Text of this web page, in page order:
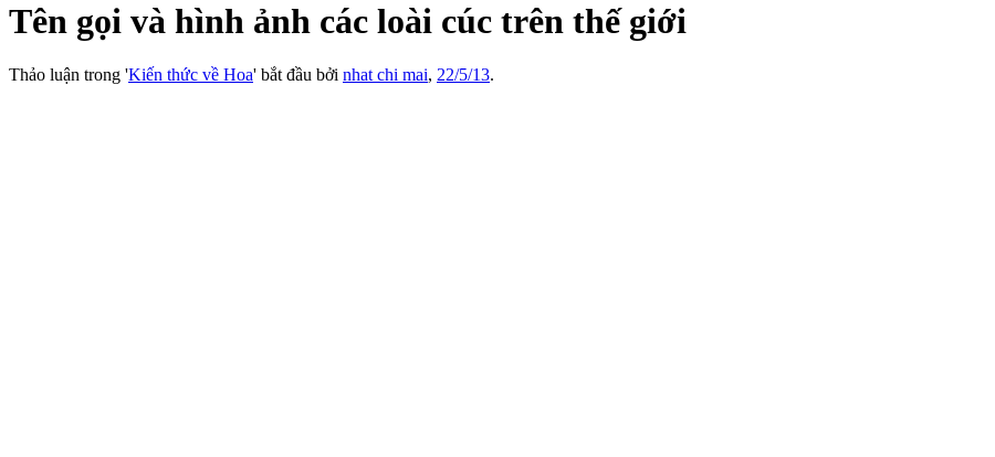
Tên gọi và hình ảnh các loài cúc trên thế giới
Thảo luận trong 'Kiến thức về Hoa' bắt đầu bởi nhat chi mai, 22/5/13.